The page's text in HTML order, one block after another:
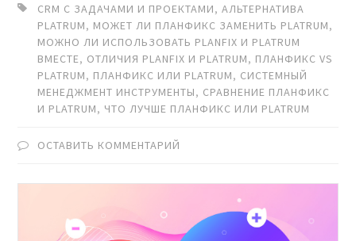
CRM С ЗАДАЧАМИ И ПРОЕКТАМИ,АЛЬТЕРНАТИВА
PLATRUM, МОЖЕТ ЛИ ПЛАНФИКС ЗАМЕНИТЬ PLATRUM,
МОЖНО ЛИ ИСПОЛЬЗОВАТЬ PLANFIX И PLATRUM
ВМЕСТЕ, ОТЛИЧИЯ PLANFIX И PLATRUM, ПЛАНФИКС VS
PLATRUM, ПЛАНФИКС ИЛИ PLATRUM, СИСТЕМНЫЙ
МЕНЕДЖМЕНТ ИНСТРУМЕНТЫ, СРАВНЕНИЕ ПЛАНФИКС
И PLATRUM, ЧТО ЛУЧШЕ ПЛАНФИКС ИЛИ PLATRUM
ОСТАВИТЬ КОММЕНТАРИЙ